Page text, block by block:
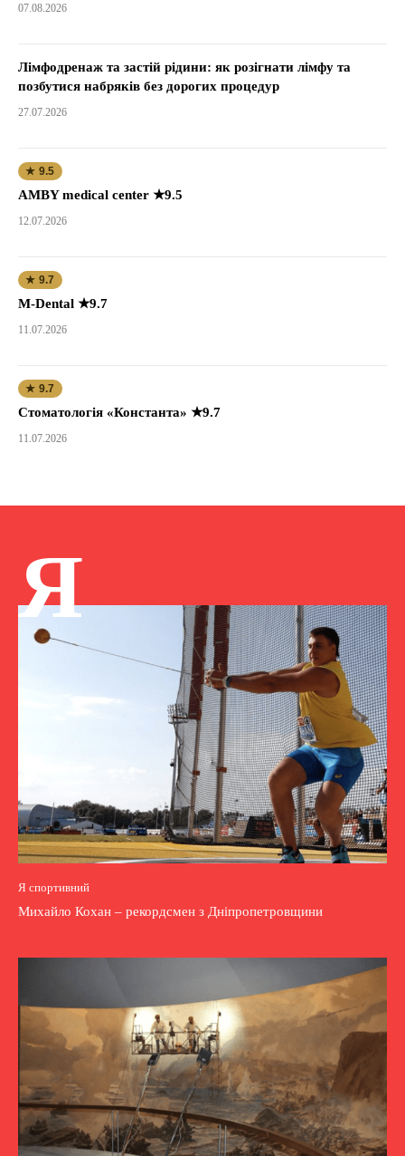
07.08.2026
Лімфодренаж та застій рідини: як розігнати лімфу та
позбутися набряків без дорогих процедур
27.07.2026
★ 9.5
AMBY medical center ★9.5
12.07.2026
★ 9.7
M-Dental ★9.7
11.07.2026
★ 9.7
Стоматологія «Константа» ★9.7
11.07.2026
Я
Я спортивний
Михайло Кохан – рекордсмен з Дніпропетровщини